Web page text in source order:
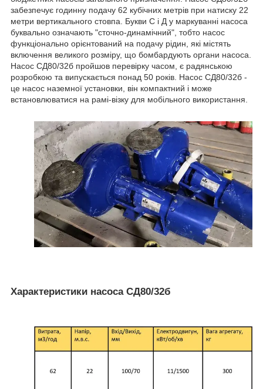
забезпечує годинну подачу 62 кубічних метрів при натиску 22
метри вертикального стовпа. Букви С і Д у маркуванні насоса
буквально означають "сточно-динамічний", тобто насос
функціонально орієнтований на подачу рідин, які містять
включення великого розміру, що бомбардують органи насоса.
Насос СД80/32б пройшов перевірку часом, є радянською
розробкою та випускається понад 50 років. Насос СД80/32б -
це насос наземної установки, він компактний і може
встановлюватися на рамі-візку для мобільного використання.
Характеристики насоса СД80/32б